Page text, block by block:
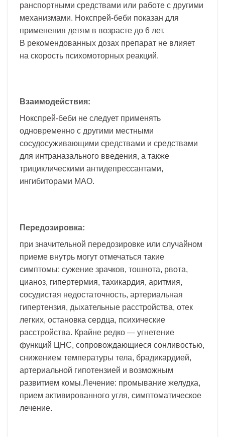
ранспортными средствами или работе с другими
механизмами. Нокспрей-беби показан для
применения детям в возрасте до 6 лет.
В рекомендованных дозах препарат не влияет
на скорость психомоторных реакций.
Взаимодействия:
Нокспрей-беби не следует применять
одновременно с другими местными
сосудосуживающими средствами и средствами
для интраназального введения, а также
трициклическими антидепрессантами,
ингибиторами МАО.
Передозировка:
при значительной передозировке или случайном
приеме внутрь могут отмечаться такие
симптомы: сужение зрачков, тошнота, рвота,
цианоз, гипертермия, тахикардия, аритмия,
сосудистая недостаточность, артериальная
гипертензия, дыхательные расстройства, отек
легких, остановка сердца, психические
расстройства. Крайне редко — угнетение
функций ЦНС, сопровождающиеся сонливостью,
снижением температуры тела, брадикардией,
артериальной гипотензией и возможным
развитием комы.Лечение: промывание желудка,
прием активированного угля, симптоматическое
лечение.